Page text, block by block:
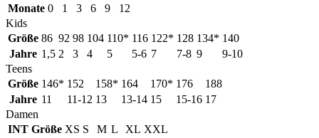
Monate 0 1 3 6 9
12
Kids
Größe 86 92 98 104 110* 116 122* 128 134* 140
Jahre 1,5 2 3 4 5 5-6 7 7-8 9
9-10
Teens
Größe 146* 152 158* 164 170* 176
188
Jahre 11 11-12 13 13-14 15 15-16 17
Damen
INT Größe XS S M L XL XXL